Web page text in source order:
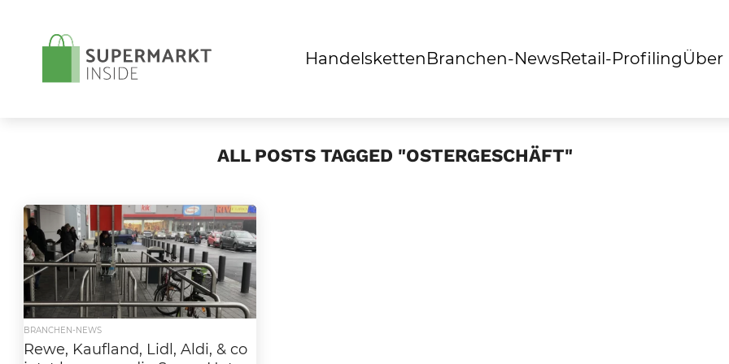
Handelsketten Branchen-NewsRetail-ProfilingÜber
ALL POSTS TAGGED "OSTERGESCHÄFT"
BRANCHEN-NEWS
Rewe, Kaufland, Lidl, Aldi, & co